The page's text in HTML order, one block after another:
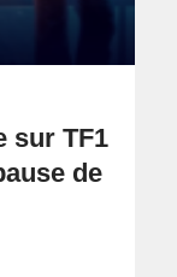
sur TF1
de